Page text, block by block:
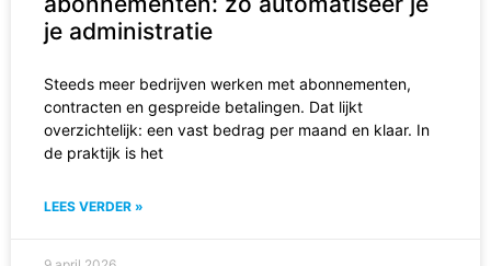
je administratie
Steeds meer bedrijven werken met abonnementen,
contracten en gespreide betalingen. Dat lijkt
overzichtelijk: een vast bedrag per maand en klaar. In
de praktijk is het
LEES VERDER »